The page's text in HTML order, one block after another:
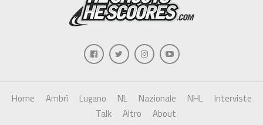
Home Ambrì Lugano NL Nazionale NHL
Interviste
Talk
Altro About